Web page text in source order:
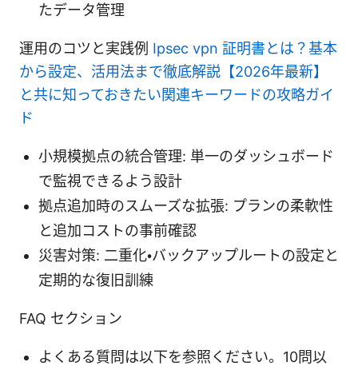
たデータ管理
運用のコツと実践例 Ipsec vpn 証明書とは？基本
から設定、活用法まで徹底解説【2026年最新】
と共に知っておきたい関連キーワードの攻略ガイ
ド
小規模拠点の統合管理: 単一のダッシュボード
で監視できるよう設計
拠点追加時のスムーズな拡張: プランの柔軟性
と追加コストの事前確認
災害対策: 二重化・バックアップルートの設定と
定期的な復旧訓練
FAQ セクション
よくある質問は以下を参照ください。10問以